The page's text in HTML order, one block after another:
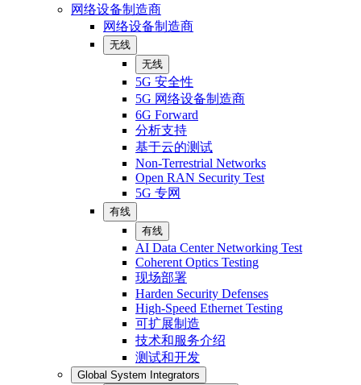
网络设备制造商
网络设备制造商
无线
无线
5G 安全性
5G 网络设备制造商
6G Forward
分析支持
基于云的测试
Non-Terrestrial Networks
Open RAN Security Test
5G 专网
有线
有线
AI Data Center Networking Test
Coherent Optics Testing
现场部署
Harden Security Defenses
High-Speed Ethernet Testing
可扩展制造
技术和服务介绍
测试和开发
Global System Integrators